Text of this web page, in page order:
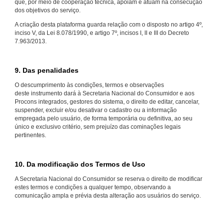
que, por meio de cooperação técnica, apoiam e atuam na consecução
dos objetivos do serviço.
A criação desta plataforma guarda relação com o disposto no artigo 4º,
inciso V, da Lei 8.078/1990, e artigo 7º, incisos I, II e III do Decreto
7.963/2013.
9. Das penalidades
O descumprimento às condições, termos e observações
deste instrumento dará à Secretaria Nacional do Consumidor e aos
Procons integrados, gestores do sistema, o direito de editar, cancelar,
suspender, excluir e/ou desativar o cadastro ou a informação
empregada pelo usuário, de forma temporária ou definitiva, ao seu
único e exclusivo critério, sem prejuízo das cominações legais
pertinentes.
10. Da modificação dos Termos de Uso
A Secretaria Nacional do Consumidor se reserva o direito de modificar
estes termos e condições a qualquer tempo, observando a
comunicação ampla e prévia desta alteração aos usuários do serviço.